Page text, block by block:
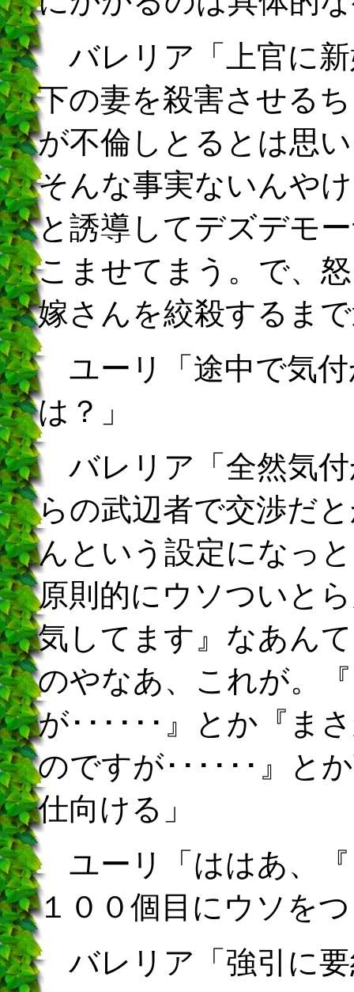
バレリア「上官に新
下の妻を殺害させる
が不倫しとるとは思
そんな事実ないんや
と誘導してデズデモ
こませてまう。で、
嫁さんを絞殺するま
ユーリ「途中で気付
は？」
バレリア「全然気付
らの武辺者で交渉だ
んという設定になっ
原則的にウソついと
気してます』なあん
のやなあ、これが。
が･･････』とか『ま
のですが･･････』と
仕向ける」
ユーリ「ははあ、『
１００個目にウソを
バレリア「強引に要